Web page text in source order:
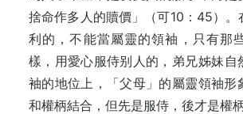
捨命作多人的贖價」（可10：45）。
利的，不能當屬靈的領袖，只有那
樣，用愛心服侍别人的，弟兄姊­妹自
袖的地位上，「父母」的屬靈領袖形­
和權柄結合，但先是服侍，後才是權柄